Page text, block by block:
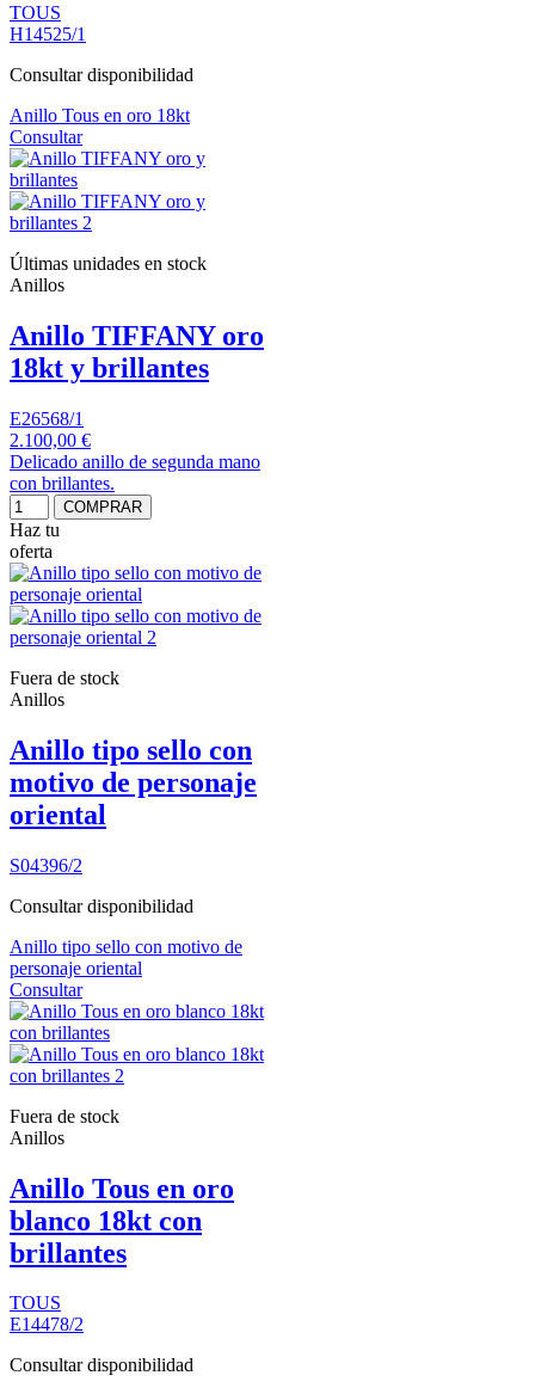
TOUS
H14525/1
Consultar disponibilidad
Anillo Tous en oro 18kt
Consultar
Últimas unidades en stock
Anillos
Anillo TIFFANY oro
18kt y brillantes
E26568/1
2.100,00 €
Delicado anillo de segunda mano
con brillantes.
COMPRAR
Haz tu
oferta
Fuera de stock
Anillos
Anillo tipo sello con
motivo de personaje
oriental
S04396/2
Consultar disponibilidad
Anillo tipo sello con motivo de
personaje oriental
Consultar
Fuera de stock
Anillos
Anillo Tous en oro
blanco 18kt con
brillantes
TOUS
E14478/2
Consultar disponibilidad